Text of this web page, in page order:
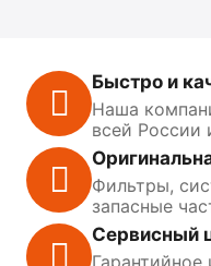
Быстро и
Наша
всей России
Фильтры,
запасные
Сервисный
Гарантийное